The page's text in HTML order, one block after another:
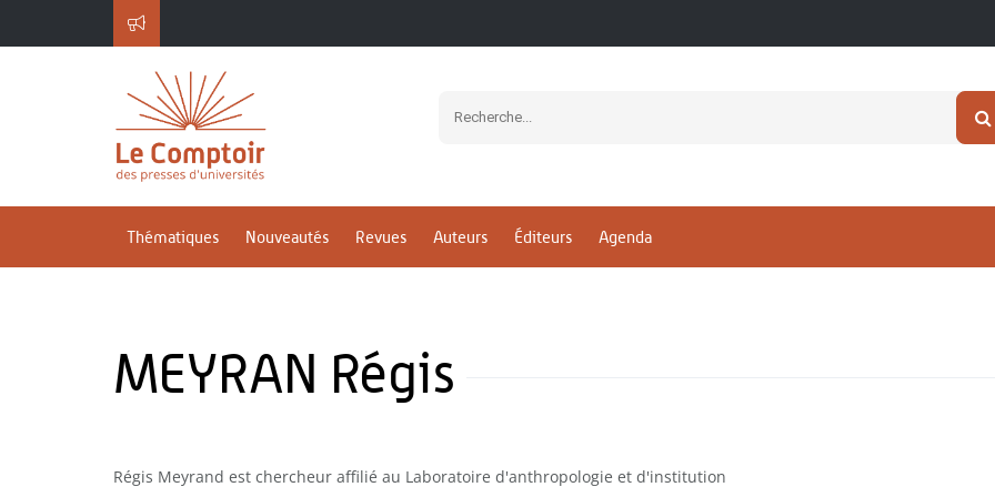
Thématiques Nouveautés Revues Auteurs Éditeurs Agenda
MEYRAN Régis
Régis Meyrand est chercheur affilié au Laboratoire d'anthropologie et d'institution